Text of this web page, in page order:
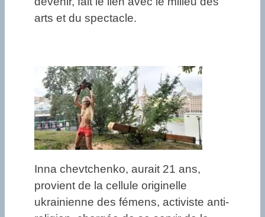
arts et du spectacle.
Inna chevtchenko, aurait 21 ans,
provient de la cellule originelle
ukrainienne des fémens, activiste anti-